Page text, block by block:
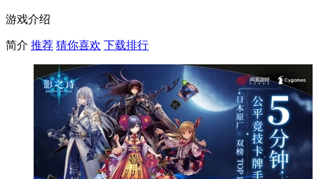
游戏介绍
简介 推荐 猜你喜欢 下载排行